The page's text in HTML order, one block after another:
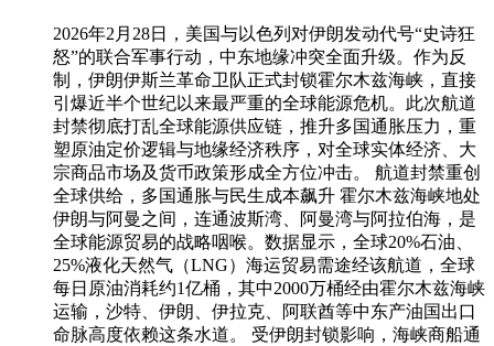
2026年2月28日，美国与以色列对伊朗发动代号“史诗狂
怒”的联合军事行动，中东地缘冲突全面升级。作为反
制，伊朗伊斯兰革命卫队正式封锁霍尔木兹海峡，直接
引爆近半个世纪以来最严重的全球能源危机。此次航道
封禁彻底打乱全球能源供应链，推升多国通胀压力，重
塑原油定价逻辑与地缘经济秩序，对全球实体经济、大
宗商品市场及货币政策形成全方位冲击。 航道封禁重创
全球供给，多国通胀与民生成本飙升 霍尔木兹海峡地处
伊朗与阿曼之间，连通波斯湾、阿曼湾与阿拉伯海，是
全球能源贸易的战略咽喉。数据显示，全球20%石油、
25%液化天然气（LNG）海运贸易需途经该航道，全球
每日原油消耗约1亿桶，其中2000万桶经由霍尔木兹海峡
运输，沙特、伊朗、伊拉克、阿联酋等中东产油国出口
命脉高度依赖这条水道。 受伊朗封锁影响，海峡商船通